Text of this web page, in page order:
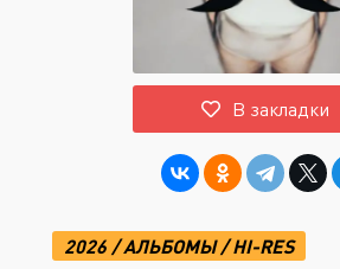
ВОЙТИ НА САЙТ
Или войти через
В закладки
2026 /АЛЬБОМЫ/HI-RES